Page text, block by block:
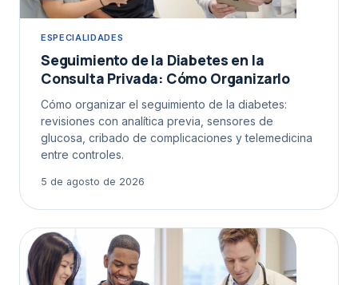
ESPECIALIDADES
Seguimiento de la Diabetes en la
Consulta Privada: Cómo Organizarlo
Cómo organizar el seguimiento de la diabetes:
revisiones con analítica previa, sensores de
glucosa, cribado de complicaciones y telemedicina
entre controles.
5 de agosto de 2026